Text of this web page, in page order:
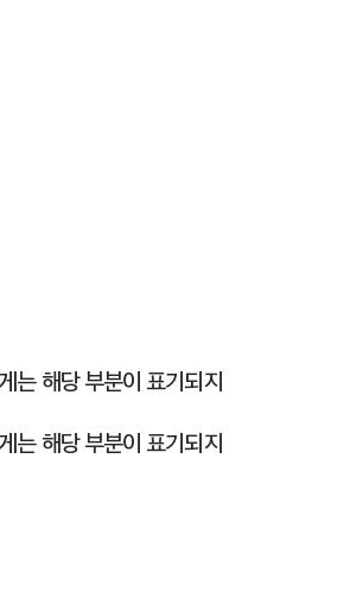
는 해당 부분이 표기되지
는 해당 부분이 표기되지